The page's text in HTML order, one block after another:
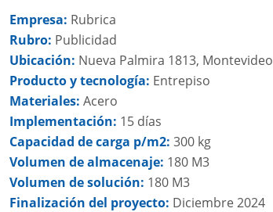
Empresa: Rubrica
Rubro: Publicidad
Ubicación: Nueva Palmira 1813, Montevideo
Producto y tecnología: Entrepiso
Materiales:Acero
Implementación: 15 días
Capacidad de carga p/m2: 300 kg
Volumen de almacenaje: 180 M3
Volumen de solución: 180 M3
Finalización del proyecto: Diciembre2024